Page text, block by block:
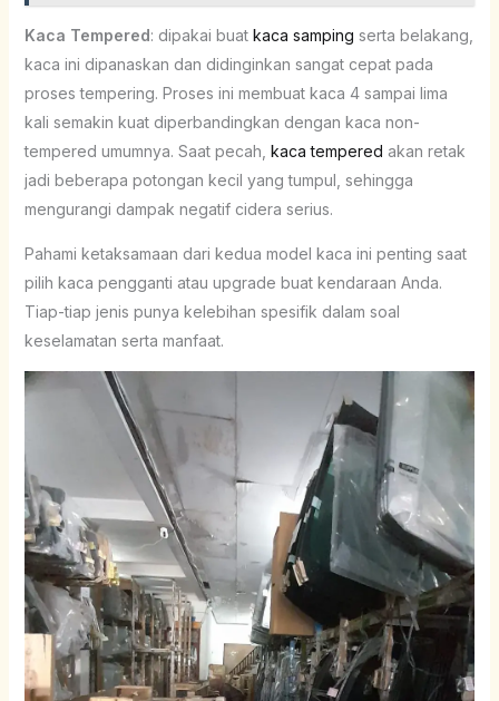
Kaca Tempered: dipakai buat kaca samping serta belakang,
kaca ini dipanaskan dan didinginkan sangat cepat pada
proses tempering. Proses ini membuat kaca 4 sampai lima
kali semakin kuat diperbandingkan dengan kaca non-
tempered umumnya. Saat pecah, kaca tempered akan retak
jadi beberapa potongan kecil yang tumpul, sehingga
mengurangi dampak negatif cidera serius.
Pahami ketaksamaan dari kedua model kaca ini penting saat
pilih kaca pengganti atau upgrade buat kendaraan Anda.
Tiap-tiap jenis punya kelebihan spesifik dalam soal
keselamatan serta manfaat.